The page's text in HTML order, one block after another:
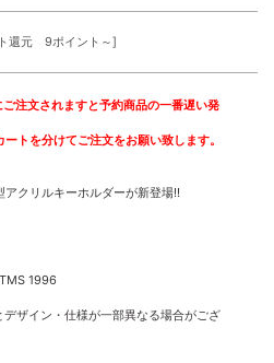
還元 9ポイント～]
注文されますと予約商品の一番遅い発
トを分けてご注文をお願い致します。
クリルキーホルダーが新登場!!
1996
ザイン・仕様が一部異なる場合がござ